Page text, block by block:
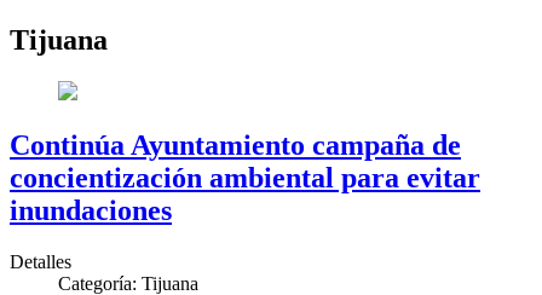
Tijuana
Continúa Ayuntamiento campaña de
concientización ambiental para evitar
inundaciones
Detalles
Categoría: Tijuana